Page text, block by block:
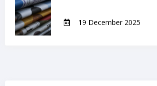
19 December 2025